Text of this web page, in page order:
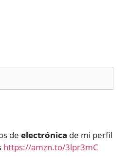
de electrónica de mi perfil
https://amzn.to/3lpr3mC